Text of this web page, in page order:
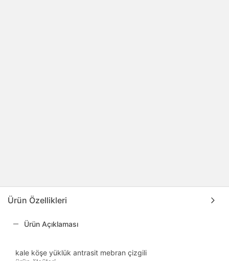
Ürün Özellikleri
Ürün Açıklaması
kale köşe yüklük antrasit mebran çizgili